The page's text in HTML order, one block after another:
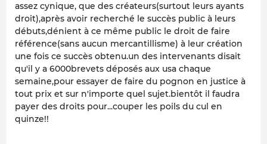
assez cynique, que des créateurs(surtout leurs ayants
droit),après avoir recherché le succès public à leurs
débuts,dénient à ce même public le droit de faire
référence(sans aucun mercantillisme) à leur création
une fois ce succès obtenu.un des intervenants disait
qu'il y a 6000brevets déposés aux usa chaque
semaine,pour essayer de faire du pognon en justice à
tout prix et sur n'importe quel sujet.bientôt il faudra
payer des droits pour...couper les poils du cul en
quinze!!